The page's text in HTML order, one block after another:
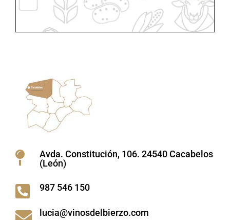

Avda. Constitución, 106. 24540 Cacabelos
(León)
 987 546 150
 lucia@vinosdelbierzo.com